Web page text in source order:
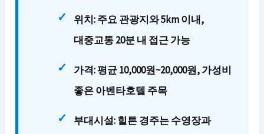
위치:주요 관광지와 5km 이내,
대중교통 20분 내 접근 가능
가격:평균 10,000원~20,000원, 가성비
좋은 아벤타호텔 주목
부대시설:힐튼 경주는 수영장과